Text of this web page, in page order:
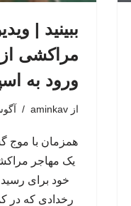
ببینید |
مراکشی
ورود به
از aminkav آگوست
همزمان با موج
یک مهاجر
خود برای